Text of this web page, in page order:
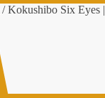
/Kokushibo Six Eyes